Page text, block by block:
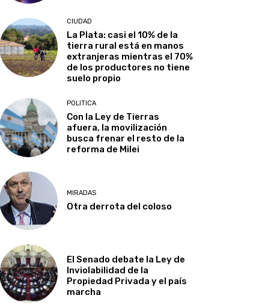
CIUDAD
La Plata: casi el 10% de la
tierra rural está en manos
extranjeras mientras el 70%
de los productores no tiene
suelo propio
POLITICA
Con la Ley de Tierras
afuera, la movilización
busca frenar el resto de la
reforma de Milei
MIRADAS
Otra derrota del coloso
El Senado debate la Ley de
Inviolabilidad de la
Propiedad Privada y el país
marcha